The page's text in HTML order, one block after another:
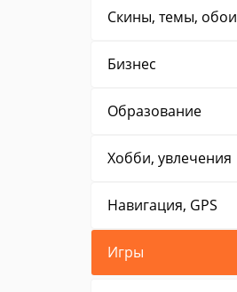
Скины, темы, обои
Бизнес
Образование
Хобби, увлечения
Навигация, GPS
Игры